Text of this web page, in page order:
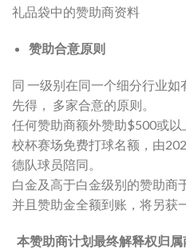
礼品袋中的赞助商资料
赞助合意原则
同 一级别在同一个细分行业
先得， 多家合意的原则。
任何赞助商额外赞助$500或
校杯赛场免费打球名额，由
德队球员陪同。
白金及高于白金级别的赞助商
并且赞助金全额到账，将另获
本赞助商计划最终解释权归